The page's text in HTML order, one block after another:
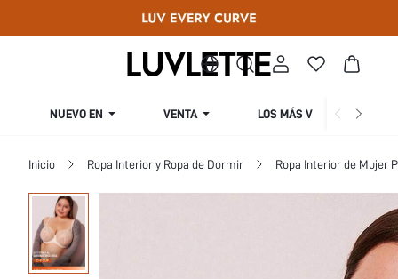
NUEVO EN VENTA LOS MÁS VENDIDOS
Inicio Ropa Interior y Ropa de Dormir Ropa Interior de Mujer